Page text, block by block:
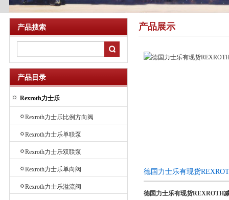
产品搜索
产品目录
Rexroth力士乐
Rexroth力士乐比例方向阀
Rexroth力士乐单联泵
Rexroth力士乐双联泵
Rexroth力士乐单向阀
Rexroth力士乐溢流阀
产品展示
德国力士乐有现货
德国力士乐有现货REXROTH